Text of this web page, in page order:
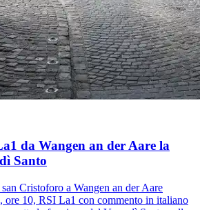
da Wangen an der Aare la
Santo
Cristoforo a Wangen an der Aare
ore 10, RSI La1 con commento in italiano